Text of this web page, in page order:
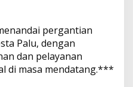
pergantian
Palu, dengan
dan pelayanan
di masa mendatang.***